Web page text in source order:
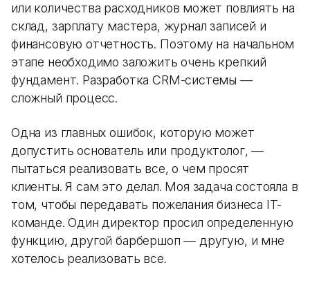
или количества расходников может повлиять на
склад, зарплату мастера, журнал записей и
финансовую отчетность. Поэтому на начальном
этапе необходимо заложить очень крепкий
фундамент. Разработка CRM-системы —
сложный процесс.
Одна из главных ошибок, которую может
допустить основатель или продуктолог, —
пытаться реализовать все, о чем просят
клиенты. Я сам это делал. Моя задача состояла в
том, чтобы передавать пожелания бизнеса IT-
команде. Один директор просил определенную
функцию, другой барбершоп — другую, и мне
хотелось реализовать все.